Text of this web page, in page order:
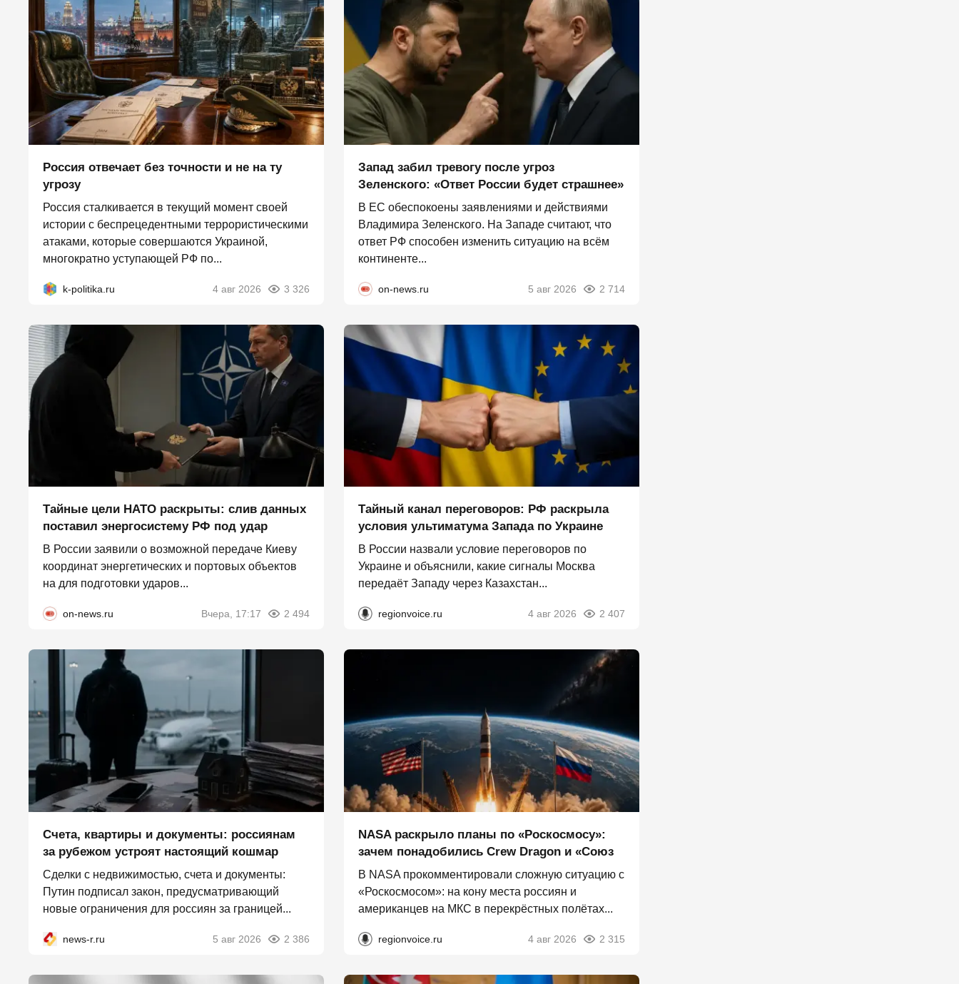
Россия отвечает без точности и не на ту
угрозу
Россия сталкивается в текущий момент своей
истории с беспрецедентными террористическими
атаками, которые совершаются Украиной,
многократно уступающей РФ по...
k-politika.ru 4 авг 2026 3 326
Запад забил тревогу после угроз
Зеленского: «Ответ России будет страшнее»
В ЕС обеспокоены заявлениями и действиями
Владимира Зеленского. На Западе считают, что
ответ РФ способен изменить ситуацию на всём
континенте...
on-news.ru 5 авг 2026 2 714
Тайные цели НАТО раскрыты: слив данных
поставил энергосистему РФ под удар
В России заявили о возможной передаче Киеву
координат энергетических и портовых объектов
на для подготовки ударов...
on-news.ru Вчера, 17:17 2 494
Тайный канал переговоров: РФ раскрыла
условия ультиматума Запада по Украине
В России назвали условие переговоров по
Украине и объяснили, какие сигналы Москва
передаёт Западу через Казахстан...
regionvoice.ru 4 авг 2026 2 407
Счета, квартиры и документы: россиянам
за рубежом устроят настоящий кошмар
Сделки с недвижимостью, счета и документы:
Путин подписал закон, предусматривающий
новые ограничения для россиян за границей...
news-r.ru 5 авг 2026 2 386
NASA раскрыло планы по «Роскосмосу»:
зачем понадобились Crew Dragon и «Союз
В NASA прокомментировали сложную ситуацию с
«Роскосмосом»: на кону места россиян и
американцев на МКС в перекрёстных полётах...
regionvoice.ru 4 авг 2026 2 315